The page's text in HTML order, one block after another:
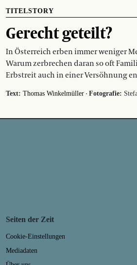
TITELSTORY
Gerecht geteilt?
In Österreich erben immer weniger
Warum zerbrechen daran so oft
Erbstreit auch in einer Versöhnung
Text: Thomas Winkelmüller · Fotografie:
Seiten der Zeit
Cookie-Einstellungen
Mediadaten